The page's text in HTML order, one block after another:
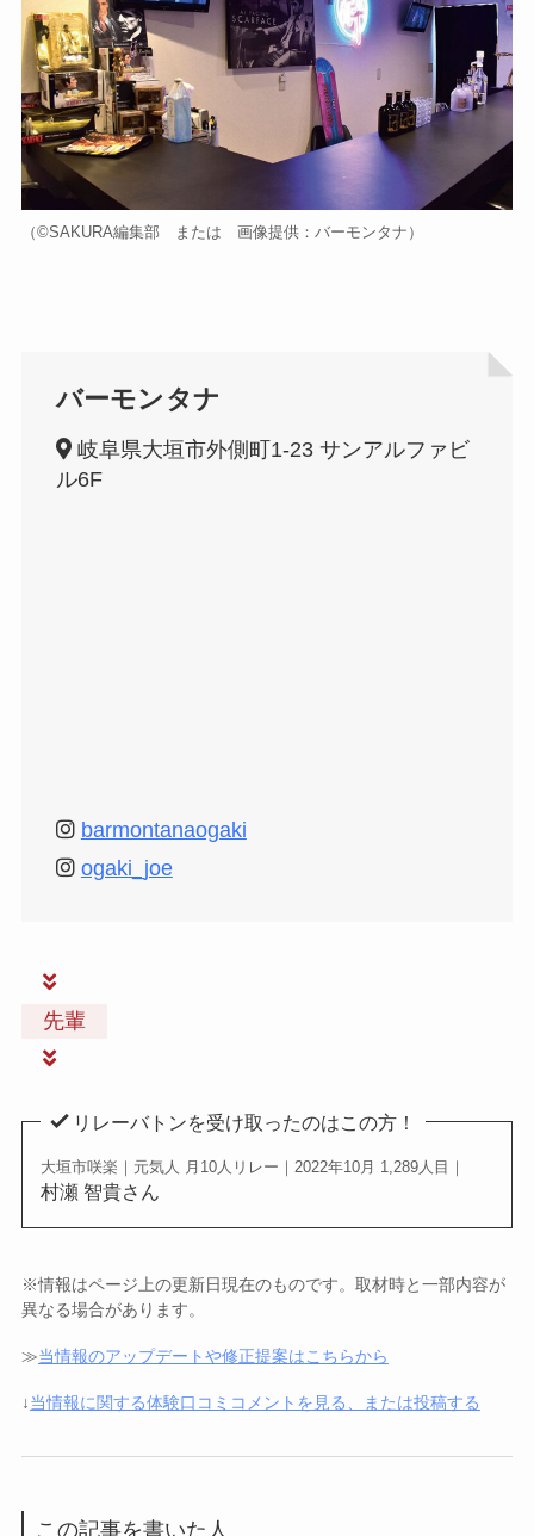
（©️SAKURA編集部 または 画像提供：バーモンタナ）
バーモンタナ
岐阜県大垣市外側町1-23 サンアルファビ
ル6F
barmontanaogaki
ogaki_joe
先輩
リレーバトンを受け取ったのはこの方！
大垣市咲楽｜元気人 月10人リレー｜2022年10月 1,289人目｜
村瀬 智貴さん
※情報はページ上の更新日現在のものです。取材時と一部内容が
異なる場合があります。
≫当情報のアップデートや修正提案はこちらから
↓当情報に関する体験口コミコメントを見る、または投稿する
この記事を書いた人